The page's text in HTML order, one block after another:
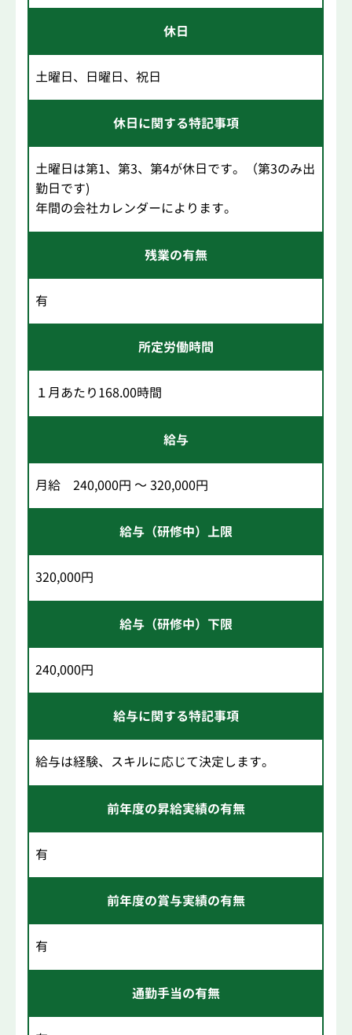
休日
土曜日、日曜日、祝日
休日に関する特記事項
土曜日は第1、第3、第4が休日です。（第3のみ出
勤日です)
年間の会社カレンダーによります。
残業の有無
有
所定労働時間
１月あたり168.00時間
給与
月給 240,000円 ～ 320,000円
給与（研修中）上限
320,000円
給与（研修中）下限
240,000円
給与に関する特記事項
給与は経験、スキルに応じて決定します。
前年度の昇給実績の有無
有
前年度の賞与実績の有無
有
通勤手当の有無